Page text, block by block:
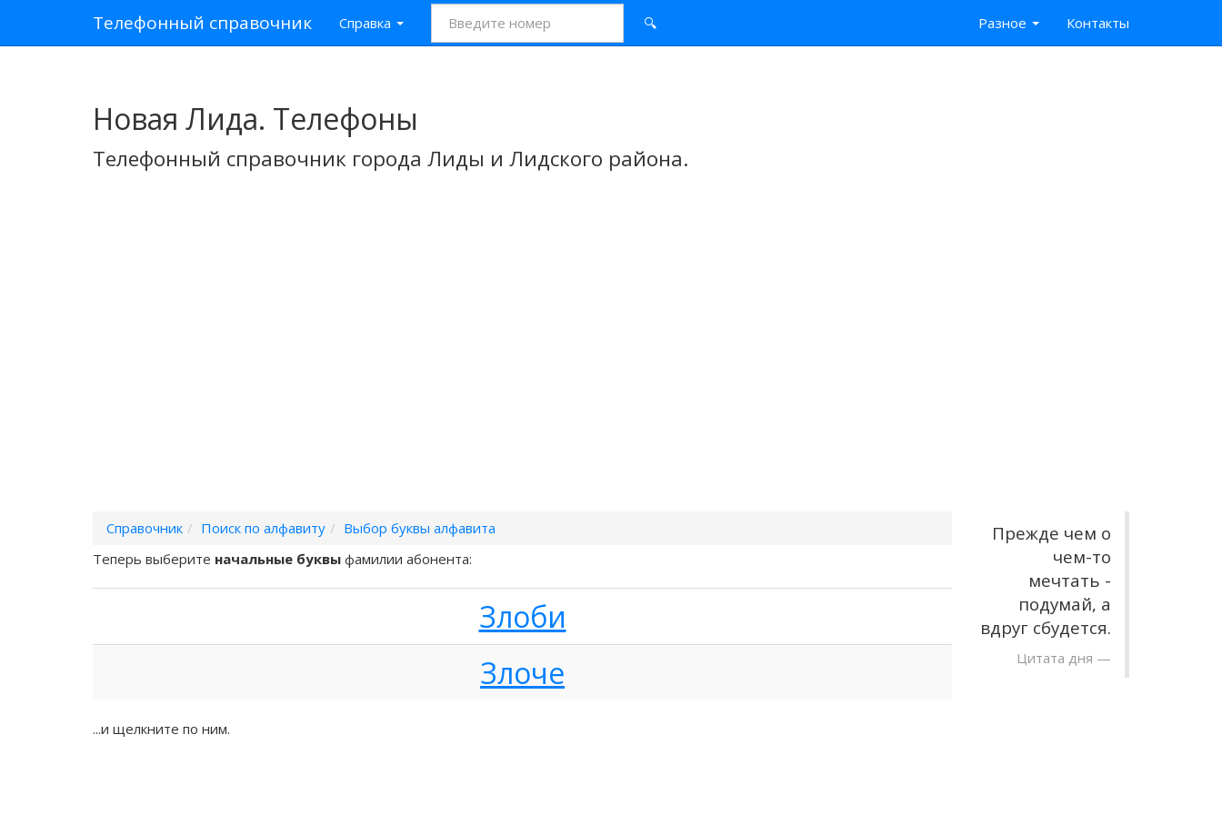
Телефонный справочник Справка 🔍 Разное Контакты
Новая Лида. Телефоны
Телефонный справочник города Лиды и Лидского района.
Справочник Поиск по алфавиту
Выбор буквы алфавита
Теперь выберите начальные буквы фамилии абонента:
Злоби
Злоче
...и щелкните по ним.
Прежде чем о
чем-то
мечтать -
подумай, а
вдруг сбудется.
Цитата дня